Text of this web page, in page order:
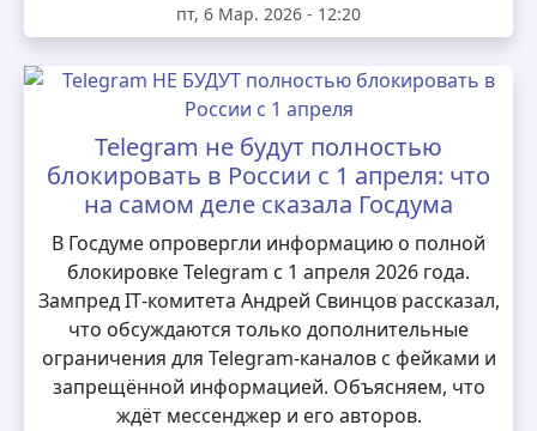
пт, 6 Мар. 2026 - 12:20
Telegram не будут полностью
блокировать в России с 1 апреля: что
на самом деле сказала Госдума
В Госдуме опровергли информацию о полной
блокировке Telegram с 1 апреля 2026 года.
Зампред IT‑комитета Андрей Свинцов рассказал,
что обсуждаются только дополнительные
ограничения для Telegram‑каналов с фейками и
запрещённой информацией. Объясняем, что
ждёт мессенджер и его авторов.